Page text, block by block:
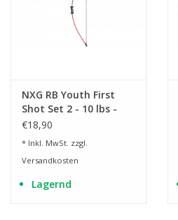
NXG RB Youth First
Shot Set 2 - 10 lbs -
1020 mm
€18,90
* Inkl. MwSt. zzgl.
Versandkosten
Lagernd